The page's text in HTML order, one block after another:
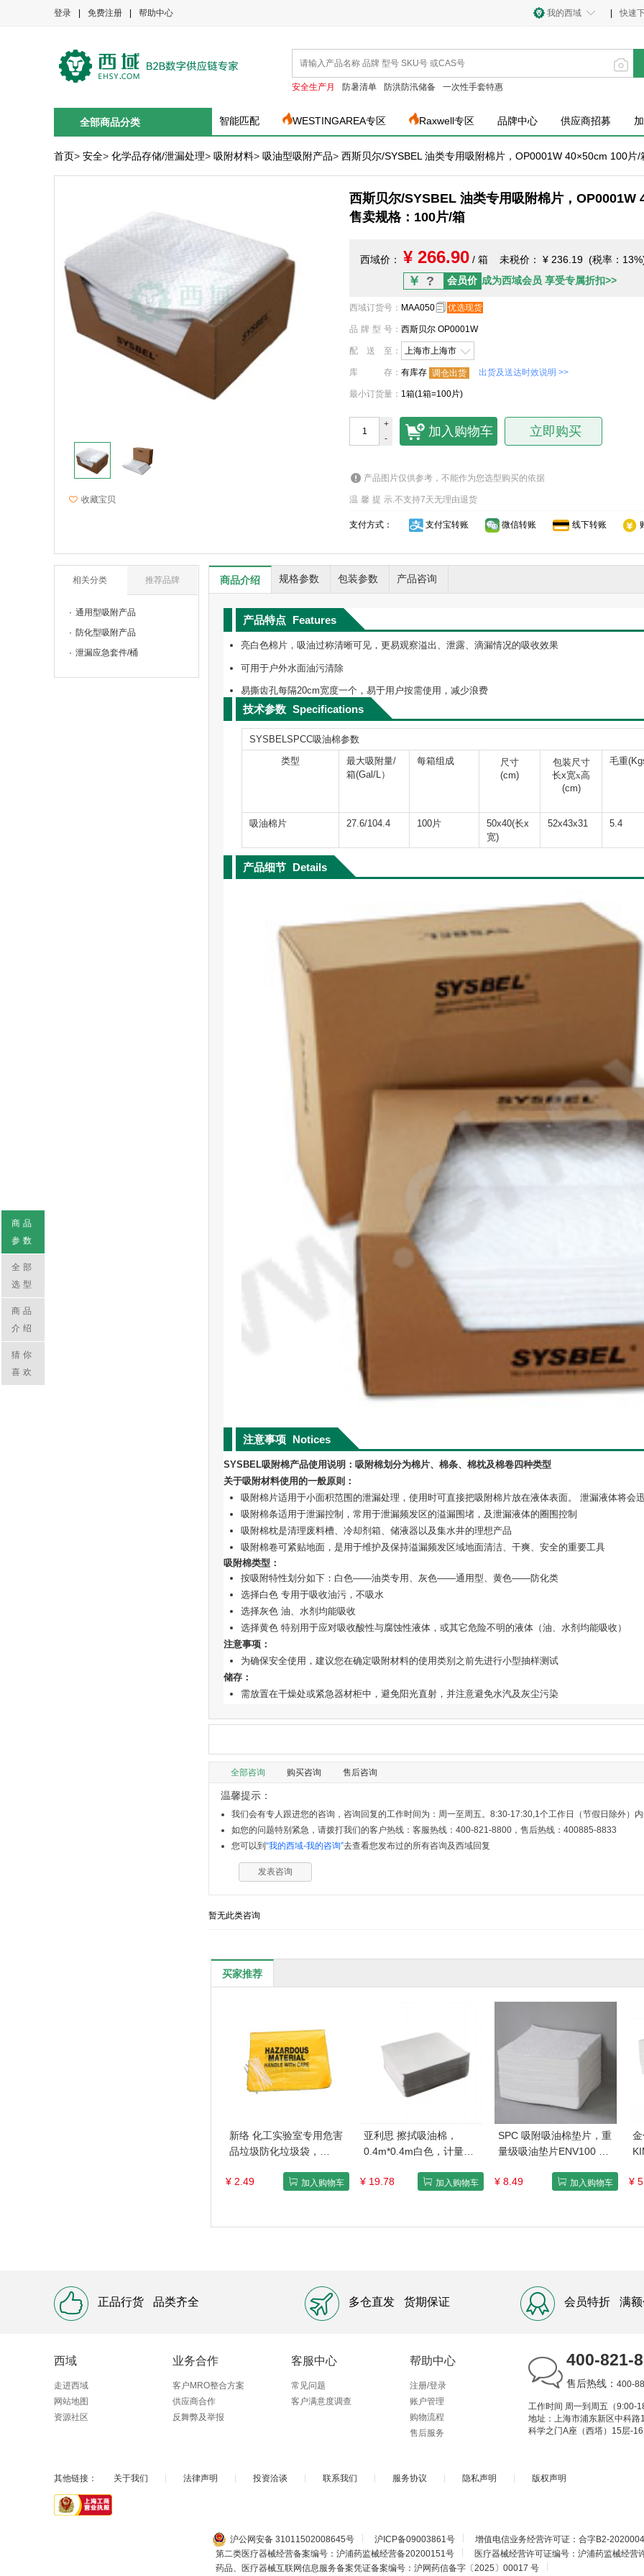
登录 免费注册 帮助中心 快速
我的西域
安全生产月 防暑清单 防洪防汛储备 一次性手套特惠
全部商品分类 智能匹配 WESTINGAREA专区 Raxwell专区 品牌中心 供应商招募
首页> 安全> 化学品存储/泄漏处理> 吸附材料> 吸油型吸附产品> 西斯贝尔/SYSBEL 油类专用吸附棉片，OP0001W 40×50cm 100片
收藏宝贝
西斯贝尔/SYSBEL 油类专用吸附棉片，OP0001W
售卖规格：100片/箱
西域价： ¥ 266.90 / 箱 未税价： ¥ 236.19 (税率：
￥ ? 会员价 成为西域会员 享受专属折扣>>
西域订货号 ： MAA050 优选现货
品牌型号 ： 西斯贝尔 OP0001W
配送至 ： 上海市上海市
库存 ： 有库存 调仓出货 出货及送达时效说明 >>
最小订货量 ： 1箱(1箱=100片)
+
-
加入购物车 立即购买
产品图片仅供参考，不能作为您选型购买的依据
温馨提示.不支持7天无理由退货
支付方式： 支付宝转账 微信转账 线下转账
相关分类 推荐品牌
通用型吸附产品
防化型吸附产品
泄漏应急套件/桶
商品介绍 规格参数 包装参数 产品咨询
产品特点 Features
亮白色棉片，吸油过称清晰可见，更易观察溢出、泄露、滴漏情况的吸收效果
可用于户外水面油污清除
易撕齿孔每隔20cm宽度一个，易于用户按需使用，减少浪费
技术参数 Specifications
SYSBELSPCC吸油棉参数
类型
最大吸附量/
箱(Gal/L）
每箱组成
尺寸
(cm)
包装尺寸
长x宽x高
(cm)
毛重
吸油棉片 27.6/104.4 100片
50x40(长x
宽)
52x43x31 5.4
产品细节 Details
注意事项 Notices
SYSBEL吸附棉产品使用说明：吸附棉划分为棉片、棉条、棉枕及棉卷四种类型
关于吸附材料使用的一般原则：
吸附棉片适用于小面积范围的泄漏处理，使用时可直接把吸附棉片放在液体表面。 泄漏液体将会
吸附棉条适用于泄漏控制，常用于泄漏频发区的溢漏围堵，及泄漏液体的圈围控制
吸附棉枕是清理废料槽、冷却剂箱、储液器以及集水井的理想产品
吸附棉卷可紧贴地面，是用于维护及保持溢漏频发区域地面清洁、干爽、安全的重要工具
吸附棉类型：
按吸附特性划分如下：白色——油类专用、灰色——通用型、黄色——防化类
选择白色 专用于吸收油污，不吸水
选择灰色 油、水剂均能吸收
选择黄色 特别用于应对吸收酸性与腐蚀性液体，或其它危险不明的液体（油、水剂均能吸收）
注意事项：
为确保安全使用，建议您在确定吸附材料的使用类别之前先进行小型抽样测试
储存：
需放置在干燥处或紧急器材柜中，避免阳光直射，并注意避免水汽及灰尘污染
全部咨询 购买咨询 售后咨询
温馨提示：
我们会有专人跟进您的咨询，咨询回复的工作时间为：周一至周五。8:30-17:30,1个工作日（节假日除外）
如您的问题特别紧急，请拨打我们的客户热线：客服热线：400-821-8800，售后热线：400885-8833
您可以到 “我的西域-我的咨询”去查看您发布过的所有咨询及西域回复
发表咨询
暂无此类咨询
买家推荐
新络 化工实验室专用危害
品垃圾防化垃圾袋，
规格：1个
¥ 2.49 加入购物车
亚利思 擦拭吸油棉，
0.4m*0.4m白色，计量单
¥ 19.78
加入购物车
SPC 吸附吸油棉垫片，重
量级吸油垫片ENV100 尺
¥ 8.49
加入购物车 ¥
商品
参数
全部
选型
商品
介绍
猜你
喜欢
正品行货 品类齐全 多仓直发 货期保证 会员特折 满
西域
走进西域
网站地图
资源社区
业务合作
客户MRO整合方案
供应商合作
反舞弊及举报
客服中心
常见问题
客户满意度调查
帮助中心
注册/登录
账户管理
购物流程
售后服务
400-821-
售后热线： 400-
工作时间 周一到周五（9:00-
地址：上海市浦东新区中科路
科学之门A座（西塔）15层-
其他链接： 关于我们 法律声明 投资洽谈 联系我们 服务协议 隐私声明 版权声明
沪公网安备 31011502008645号 沪ICP备09003861号
增值电信业务经营许可证：合字B2-
第二类医疗器械经营备案编号：沪浦药监械经营备20200151号
医疗器械经营许可证编号：沪浦药监械经营
药品、医疗器械互联网信息服务备案凭证备案编号：沪网药信备字〔2025〕00017 号